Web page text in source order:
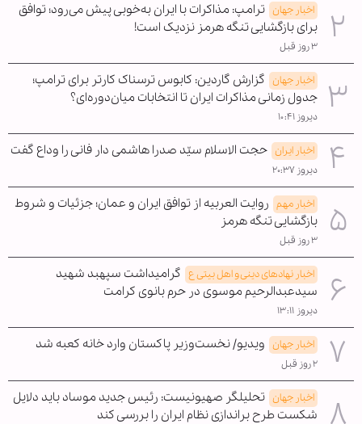
اخبار جهان ترامپ: مذاکرات با ایران به‌خوبی پیش می‌رود؛ توافق
برای بازگشایی تنگه هرمز نزدیک است!
۳ روز قبل
اخبار جهان گزارش گاردین: کابوس ترسناک کارتر برای ترامپ؛
جدول زمانی مذاکرات ایران تا انتخابات میان‌دوره‌ای؟
دیروز ۱۰:۴۱
اخبار ایران حجت الاسلام سیّد صدرا هاشمی دار فانی را وداع گفت
دیروز ۲۰:۳۷
اخبار مهم روایت العربیه از توافق ایران و عمان؛ جزئیات و شروط
بازگشایی تنگه هرمز
۳ روز قبل
اخبار نهادهای دینی و اهل بیتی ع گرامیداشت سپهبد شهید
سیدعبدالرحیم موسوی در حرم بانوی کرامت
دیروز ۱۳:۱۱
اخبار جهان ویدیو/ نخست‌وزیر پاکستان وارد خانه کعبه شد
۲ روز قبل
اخبار جهان تحلیلگر صهیونیست: رئیس جدید موساد باید دلایل
شکست طرح براندازی نظام ایران را بررسی کند